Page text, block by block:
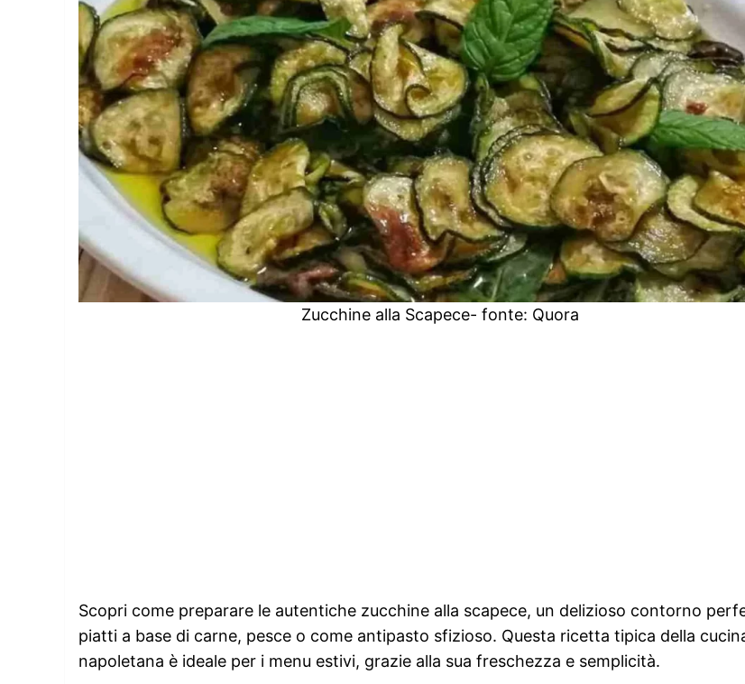
Zucchine alla Scapece- fonte: Quora
Scopri come preparare le autentiche zucchine alla scapece, un delizioso contorno
piatti a base di carne, pesce o come antipasto sfizioso. Questa ricetta tipica della
napoletana è ideale per i menu estivi, grazie alla sua freschezza e semplicità.